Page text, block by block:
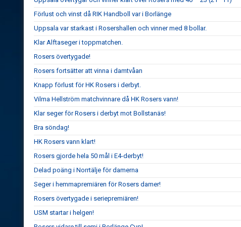
Förlust och vinst då RIK Handboll var i Borlänge
Uppsala var starkast i Rosershallen och vinner med 8 bollar.
Klar Alftaseger i toppmatchen.
Rosers övertygade!
Rosers fortsätter att vinna i damtvåan
Knapp förlust för HK Rosers i derbyt.
Vilma Hellström matchvinnare då HK Rosers vann!
Klar seger för Rosers i derbyt mot Bollstanäs!
Bra söndag!
HK Rosers vann klart!
Rosers gjorde hela 50 mål i E4-derbyt!
Delad poäng i Norrtälje för damerna
Seger i hemmapremiären för Rosers damer!
Rosers övertygade i seriepremiären!
USM startar i helgen!